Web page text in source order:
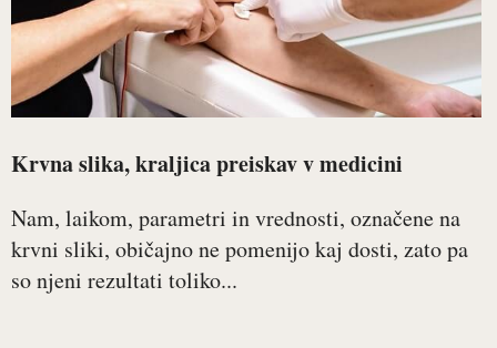
Krvna slika, kraljica preiskav v medicini
Nam, laikom, parametri in vrednosti, označene na
krvni sliki, običajno ne pomenijo kaj dosti, zato pa
so njeni rezultati toliko...